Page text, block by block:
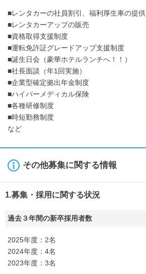
■レンタカーの社員割引、福利厚生車の提供
■レンタカーアップの販売
■資格取得支援制度
■運転免許証グレードアップ支援制度
■誕生日会（豪華ホテルランチへ！！）
■社長面談（年1回実施）
■企業型確定拠出年金制度
■ハイパーメディカル保険
■各種研修制度
■時短勤務制度
など
その他募集に関する情報
1.募集・採用に関する状況
過去３年間の新卒採用者数
2025年度：2名
2024年度：4名
2023年度：3名